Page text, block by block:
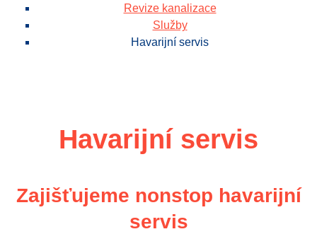
Revize kanalizace
Služby
Havarijní servis
Havarijní servis
Zajišťujeme nonstop havarijní
servis